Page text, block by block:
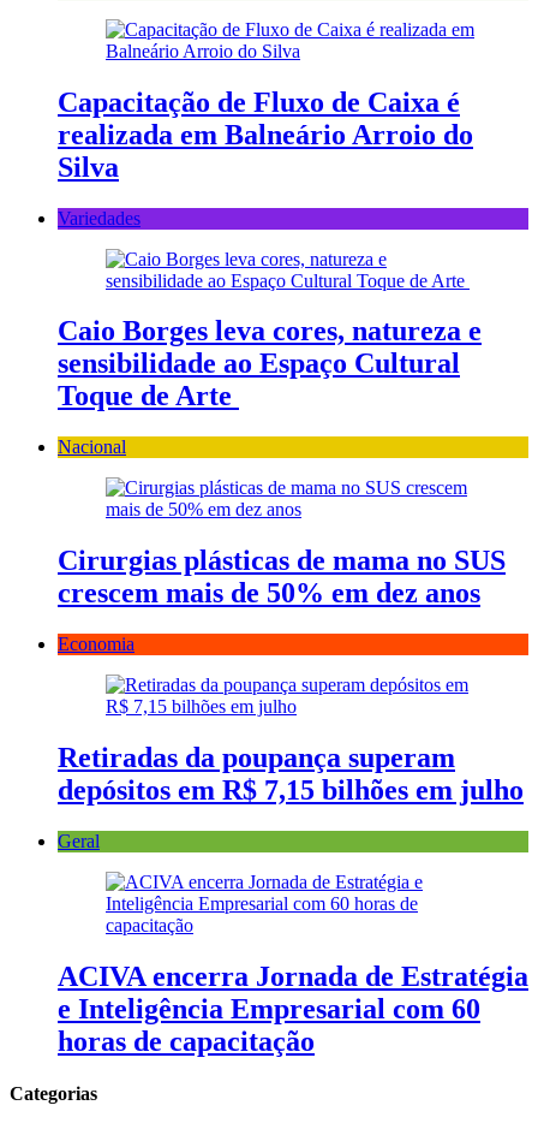
Capacitação de Fluxo de Caixa é
realizada em Balneário Arroio do
Silva
Variedades
Caio Borges leva cores, natureza e
sensibilidade ao Espaço Cultural
Toque de Arte
Nacional
Cirurgias plásticas de mama no SUS
crescem mais de 50% em dez anos
Economia
Retiradas da poupança superam
depósitos em R$ 7,15 bilhões em julho
Geral
ACIVA encerra Jornada de Estratégia
e Inteligência Empresarial com 60
horas de capacitação
Categorias